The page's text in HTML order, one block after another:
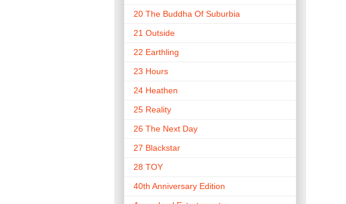
20 The Buddha Of Suburbia
21 Outside
22 Earthling
23 Hours
24 Heathen
25 Reality
26 The Next Day
27 Blackstar
28 TOY
40th Anniversary Edition